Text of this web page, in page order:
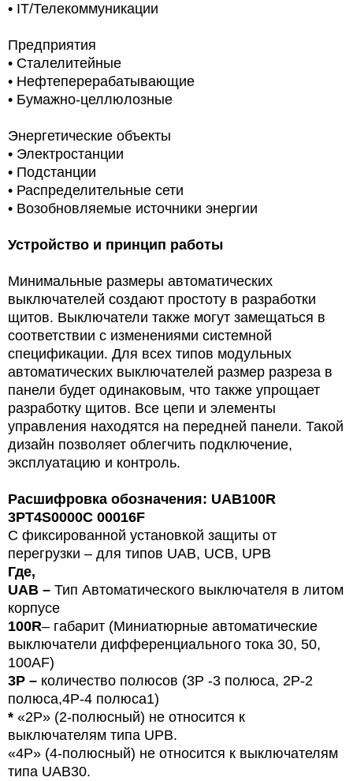
• IT/Телекоммуникации
Предприятия
• Сталелитейные
• Нефтеперерабатывающие
• Бумажно-целлюлозные
Энергетические объекты
• Электростанции
• Подстанции
• Распределительные сети
• Возобновляемые источники энергии
Устройство и принцип работы
Минимальные размеры автоматических
выключателей создают простоту в разработки
щитов. Выключатели также могут замещаться в
соответствии с изменениями системной
спецификации. Для всех типов модульных
автоматических выключателей размер разреза в
панели будет одинаковым, что также упрощает
разработку щитов. Все цепи и элементы
управления находятся на передней панели. Такой
дизайн позволяет облегчить подключение,
эксплуатацию и контроль.
Расшифровка обозначения: UAB100R
3PT4S0000C 00016F
С фиксированной установкой защиты от
перегрузки – для типов UAB, UCB, UPB
Где,
UAB – Тип Автоматического выключателя в литом
корпусе
100R– габарит (Миниатюрные автоматические
выключатели дифференциального тока 30, 50,
100AF)
3P – количество полюсов (3Р -3 полюса, 2P-2
полюса,4Р-4 полюса1)
* «2P» (2-полюсный) не относится к
выключателям типа UPB.
«4P» (4-полюсный) не относится к выключателям
типа UAB30.